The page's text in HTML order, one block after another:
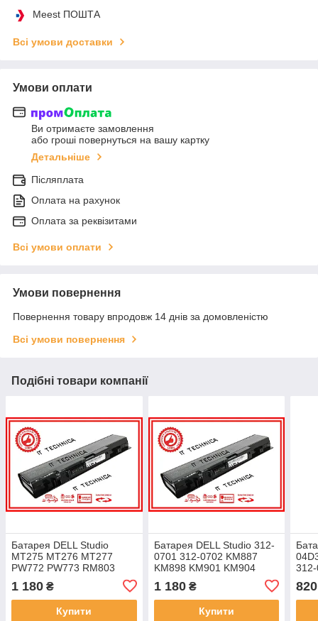
Meest ПОШТА
Всі умови доставки
Умови оплати
Ви отримаєте замовлення
або гроші повернуться на вашу картку
Детальніше
Післяплата
Оплата на рахунок
Оплата за реквізитами
Всі умови оплати
Умови повернення
Повернення товару впродовж 14 днів за домовленістю
Всі умови повернення
Подібні товари компанії
Батарея DELL Studio
MT275 MT276 MT277
PW772 PW773 RM803
WU960 WU965 11.1V
5200mAh
1 180 ₴
Купити
Батарея DELL Studio 312-
0701 312-0702 KM887
KM898 KM901 KM904
MT264 11.1V 5200mAh
1 180₴
Купити
820